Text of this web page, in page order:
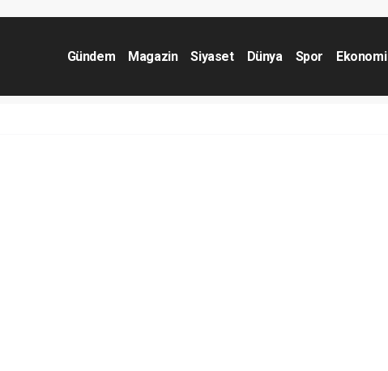
Gündem Magazin Siyaset Dünya Spor Ekonomi